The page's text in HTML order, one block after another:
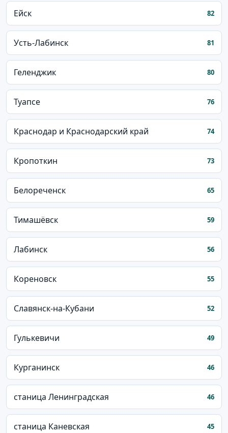
Ейск 82
Усть-Лабинск 81
Геленджик 80
Туапсе 76
Краснодар и Краснодарский край 74
Кропоткин 73
Белореченск 65
Тимашёвск 59
Лабинск 56
Кореновск 55
Славянск-на-Кубани 52
Гулькевичи 49
Курганинск 46
станица Ленинградская 46
станица Каневская 45